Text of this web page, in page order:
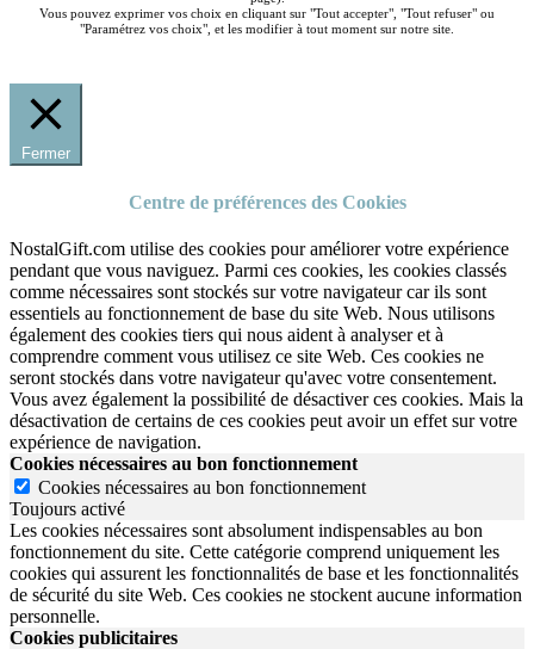
Vous pouvez exprimer vos choix en cliquant sur "Tout accepter", "Tout refuser" ou
"Paramétrez vos choix", et les modifier à tout moment sur notre site.
Fermer
Centre de préférences des Cookies
NostalGift.com utilise des cookies pour améliorer votre expérience
pendant que vous naviguez. Parmi ces cookies, les cookies classés
comme nécessaires sont stockés sur votre navigateur car ils sont
essentiels au fonctionnement de base du site Web. Nous utilisons
également des cookies tiers qui nous aident à analyser et à
comprendre comment vous utilisez ce site Web. Ces cookies ne
seront stockés dans votre navigateur qu'avec votre consentement.
Vous avez également la possibilité de désactiver ces cookies. Mais la
désactivation de certains de ces cookies peut avoir un effet sur votre
expérience de navigation.
Cookies nécessaires au bon fonctionnement
Cookies nécessaires au bon fonctionnement
Toujours activé
Les cookies nécessaires sont absolument indispensables au bon
fonctionnement du site. Cette catégorie comprend uniquement les
cookies qui assurent les fonctionnalités de base et les fonctionnalités
de sécurité du site Web. Ces cookies ne stockent aucune information
personnelle.
Cookies publicitaires